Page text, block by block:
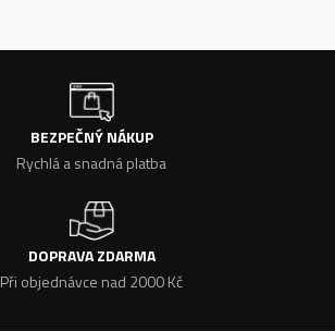
BEZPEČNÝ NÁKUP
Rychlá a snadná platba
DOPRAVA ZDARMA
Při objednávce nad 2000 Kč